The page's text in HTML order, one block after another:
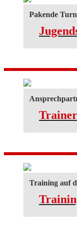
Pakende
Training auf